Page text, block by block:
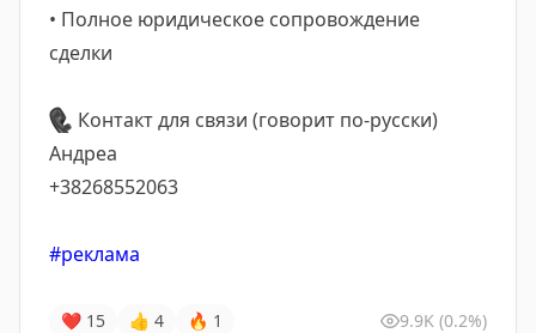
• Полное юридическое сопровождение
сделки
📞 Контакт для связи (говорит по-русски)
Андреа
+38268552063
#реклама
❤ 15 👍 4 🔥 1 9.9K (0.2%)